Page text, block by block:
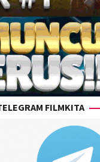
satu tempat yang
FILMKITA